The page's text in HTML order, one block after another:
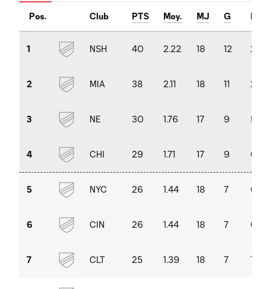
Pos. Club PTS Moy. MJ G P
1 NSH 40 2.22 18 12 2
2 MIA 38 2.11 18 11 2
3 NE 30 1.76 17 9 5
4 CHI 29 1.71 17 9 6
5 NYC 26 1.44 18 7 6
6 CIN 26 1.44 18 7 6
7 CLT 25 1.39 18 7 7